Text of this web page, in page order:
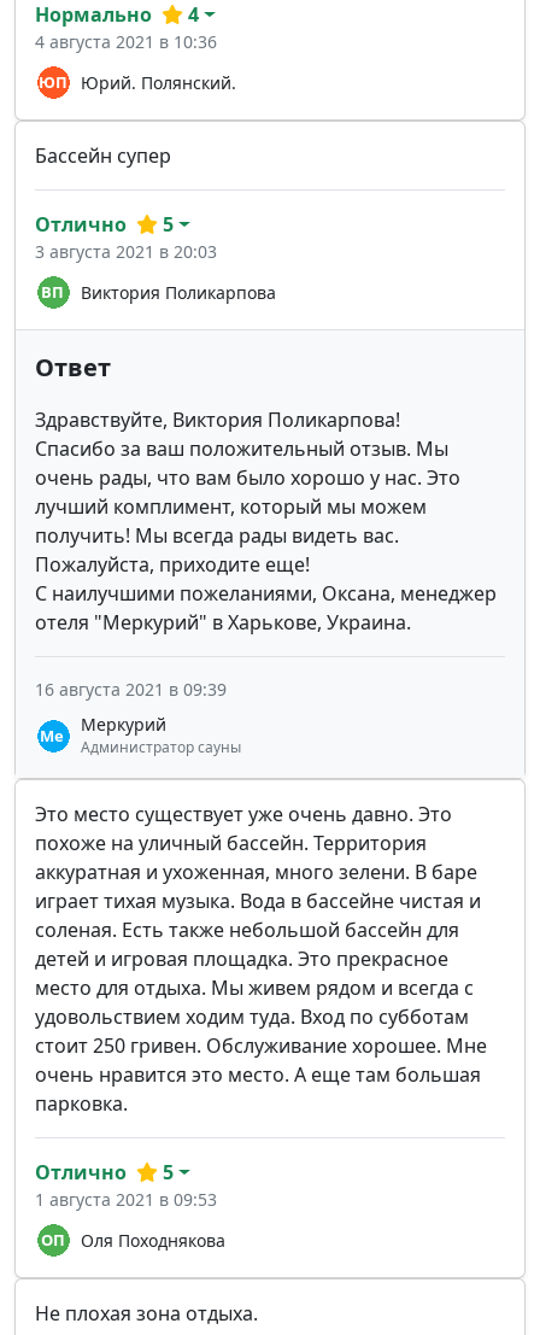
Юрий. Полянский.
Нормально 4
4 августа 2021 в 10:36
Бассейн супер
Виктория Поликарпова
Отлично 5
3 августа 2021 в 20:03
Ответ
Здравствуйте, Виктория Поликарпова!
Спасибо за ваш положительный отзыв. Мы
очень рады, что вам было хорошо у нас. Это
лучший комплимент, который мы можем
получить! Мы всегда рады видеть вас.
Пожалуйста, приходите еще!
С наилучшими пожеланиями, Оксана, менеджер
отеля "Меркурий" в Харькове, Украина.
Меркурий
Администратор сауны
16 августа 2021 в 09:39
Это место существует уже очень давно. Это
похоже на уличный бассейн. Территория
аккуратная и ухоженная, много зелени. В баре
играет тихая музыка. Вода в бассейне чистая и
соленая. Есть также небольшой бассейн для
детей и игровая площадка. Это прекрасное
место для отдыха. Мы живем рядом и всегда с
удовольствием ходим туда. Вход по субботам
стоит 250 гривен. Обслуживание хорошее. Мне
очень нравится это место. А еще там большая
парковка.
Оля Походнякова
Отлично 5
1 августа 2021 в 09:53
Не плохая зона отдыха.